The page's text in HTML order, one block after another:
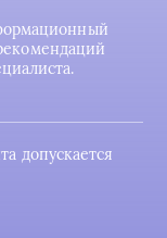
допускается